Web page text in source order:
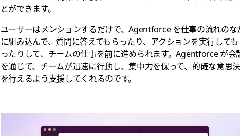
とができます。
ユーザーはメンションするだけで、Agentforce を仕事の流れのな
に組み込んで、質問に答えてもらったり、アクションを実行しても
ったりして、チームの仕事を前に進められます。Agentforce が会
を通じて、チームが迅速に行動し、集中力を保って、的確な意思
を行えるよう支援してくれるのです。